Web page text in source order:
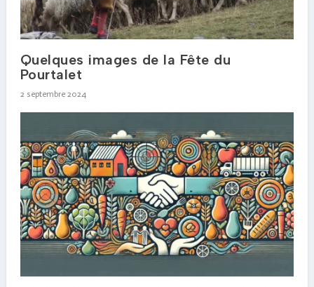
Quelques images de la Fête du
Pourtalet
2 septembre 2024